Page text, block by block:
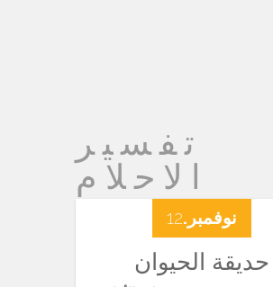
تفسير
الاحلام
حديقة الحيوان
نوفمبر.12